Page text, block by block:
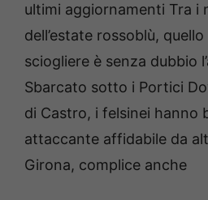
ultimi aggiornamenti Tra i
dell’estate rossoblù,
sciogliere è senza dubbio
Sbarcato sotto i Portici
di Castro, i felsinei hanno
attaccante affidabile da
Girona, complice anche